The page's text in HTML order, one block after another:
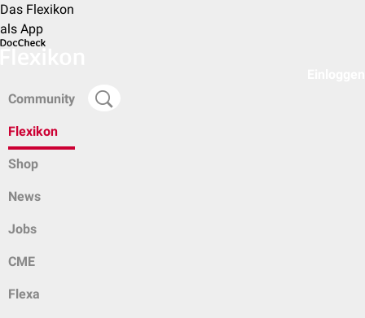
Das Flexikon
als App
Community
Flexikon
Shop
News
Jobs
CME
Flexa